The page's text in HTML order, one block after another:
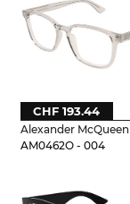
Alexander McQueen
AM0462O - 004
CHF 193.44